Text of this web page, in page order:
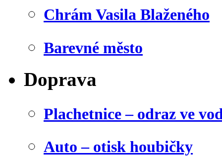
Chrám Vasila Blaženého
Barevné město
Doprava
Plachetnice – odraz ve
Auto – otisk houbičky